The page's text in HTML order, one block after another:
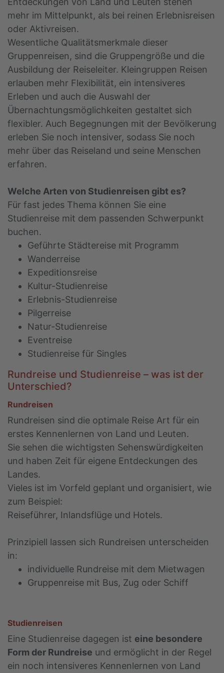
mehr im Mittelpunkt, als bei reinen Erlebnisreisen
oder Aktivreisen.
Wesentliche Qualitätsmerkmale dieser
Gruppenreisen, sind die Gruppengröße und die
Ausbildung der Reiseleiter. Kleingruppen Reisen
erlauben mehr Flexibilität, ein intensiveres
Erleben und auch die Auswahl der
Übernachtungsmöglichkeiten gestaltet sich
flexibler. Auch Begegnungen mit der Bevölkerung
erleben Sie noch intensiver, sodass Sie noch
mehr über das Reiseland und seine Menschen
erfahren.
Welche Arten von Studienreisen gibt es?
Für fast jedes Thema können Sie eine
Studienreise mit dem passenden Schwerpunkt
buchen.
Geführte Städtereise mit Programm
Wanderreise
Expeditionsreise
Kultur-Studienreise
Erlebnis-Studienreise
Pilgerreise
Natur-Studienreise
Eventreise
Studienreise für Singles
Rundreise und Studienreise – was ist der
Unterschied?
Rundreisen
Rundreisen sind die optimale Reise Art für ein
erstes Kennenlernen von Land und Leuten.
Sie sehen die wichtigsten Sehenswürdigkeiten
und haben Zeit für eigene Entdeckungen des
Landes.
Vieles ist im Vorfeld geplant und organisiert, wie
zum Beispiel:
Reiseführer, Inlandsflüge und Hotels.
Prinzipiell lassen sich Rundreisen unterscheiden
in:
individuelle Rundreise mit dem Mietwagen
Gruppenreise mit Bus, Zug oder Schiff
Studienreisen
Eine Studienreise dagegen ist eine besondere
Form der Rundreise und ermöglicht in der Regel
ein noch intensiveres Kennenlernen von Land